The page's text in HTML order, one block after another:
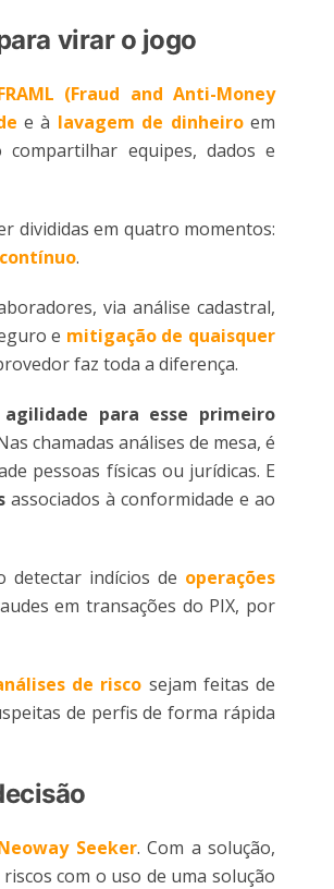
virar o jogo
(Fraud and Anti-Money
e à lavagem de dinheiroem
equipes, dados e
divididas em quatro momentos:
.
via análise cadastral,
e mitigação de quaisquer
faz toda a diferença.
para esse primeiro
chamadas análises de mesa, é
pessoas físicas ou jurídicas. E
associados à conformidade e ao
detectar indícios de operações
em transações do PIX, por
de risco sejam feitas de
de perfis de forma rápida
Seeker. Com a solução,
com o uso de uma solução